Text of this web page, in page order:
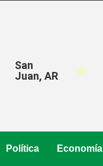
San
Juan, AR
Política Economía